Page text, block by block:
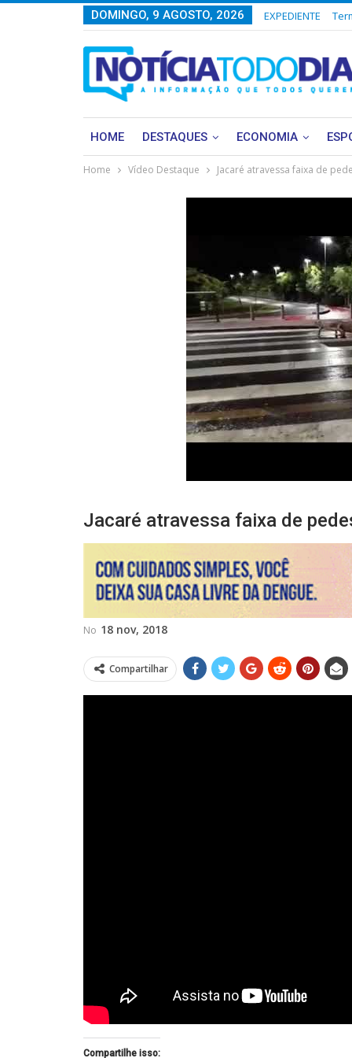
DOMINGO, 9 AGOSTO, 2026 EXPEDIENTE
HOME DESTAQUES ECONOMIA
Home Vídeo Destaque Jacaré atravessa faixa de
Jacaré atravessa faixa de
No 18 nov, 2018
Compartilhar
Compartilhe isso: